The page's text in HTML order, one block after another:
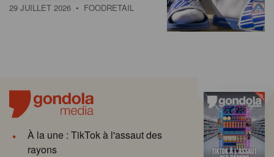
29 JUILLET 2026 • FOODRETAIL
À la une : TikTok à l'assaut des
rayons